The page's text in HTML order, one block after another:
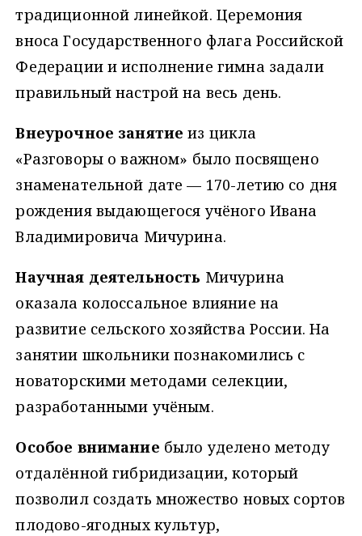
традиционной линейкой. Церемония
вноса Государственного флага Российской
Федерации и исполнение гимна задали
правильный настрой на весь день.
Внеурочное занятие из цикла
«Разговоры о важном» было посвящено
знаменательной дате — 170-летию со дня
рождения выдающегося учёного Ивана
Владимировича Мичурина.
Научная деятельность Мичурина
оказала колоссальное влияние на
развитие сельского хозяйства России. На
занятии школьники познакомились с
новаторскими методами селекции,
разработанными учёным.
Особое внимание было уделено методу
отдалённой гибридизации, который
позволил создать множество новых сортов
плодово-ягодных культур,